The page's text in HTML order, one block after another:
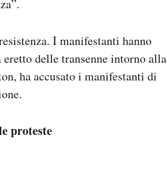
I manifestanti hanno
delle transenne intorno alla
ha accusato i manifestanti di
proteste